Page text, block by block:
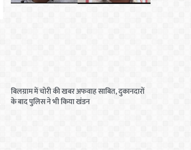
बिलग्राम में चोरी की खबर अफवाह साबित, दुकानदारों
के बाद पुलिस ने भी किया खंडन